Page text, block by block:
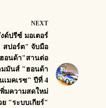
NEXT
ด์ปรีซ์ มอเตอร์
สปอร์ต" จับมือ
อนด้า"สานต่อ
มมันส์ "ฮอนด้า
เมคเรซ" ปีที่ 4
พิ่มความสดใหม่
ย "ระบบเกียร์"